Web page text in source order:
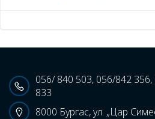
056/ 840 503, 056/842
833
8000 Бургас, ул. „Цар